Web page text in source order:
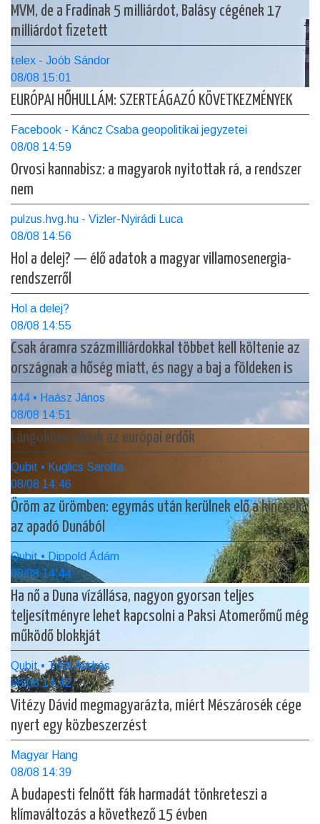
MVM, de a Fradinak 5 milliárdot, Balásy cégének 17
milliárdot fizetett
telex - Joób Sándor
08/08 15:01
EURÓPAI HŐHULLÁM: SZERTEÁGAZÓ KÖVETKEZMÉNYEK
Facebook - Káncz Csaba geopolitikai jegyzetei
08/08 14:59
Orvosi kannabisz: a magyarok nyitottak rá, a rendszer
nem
pulzus.hvg.hu - Vizler-Nyirádi Luca
08/08 14:56
Hol a delej? — élő adatok a magyar villamosenergia-
rendszerről
Hol a delej?
08/08 14:55
Csak áramra százmilliárdokkal többet kell költenie az
országnak a hőség miatt, és nagy a baj a földeken is
444 • Haász János
08/08 14:51
Lángokban állnak az európai erdők
Qubit • Kuglics Sarolta
08/08 14:46
Öröm az ürömben: egymás után kerülnek elő a kincsek
az apadó Dunából
Qubit • Dippold Ádám
08/08 14:44
Ha nő a Duna vízállása, nagyon gyorsan teljes
teljesítményre lehet kapcsolni a Paksi Atomerőmű még
működő blokkját
Qubit • Tóth András
08/08 14:42
Vitézy Dávid megmagyarázta, miért Mészárosék cége
nyert egy közbeszerzést
Magyar Hang
08/08 14:39
A budapesti felnőtt fák harmadát tönkreteszi a
klímaváltozás a következő 15 évben